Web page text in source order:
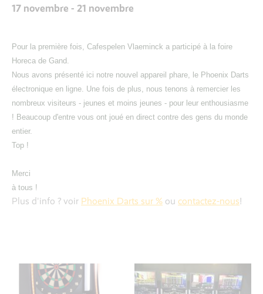
17 novembre - 21 novembre
Pour la première fois, Cafespelen Vlaeminck a participé à la foire
Horeca de Gand.
Nous avons présenté ici notre nouvel appareil phare, le Phoenix Darts
électronique en ligne. Une fois de plus, nous tenons à remercier les
nombreux visiteurs - jeunes et moins jeunes - pour leur enthousiasme
! Beaucoup d'entre vous ont joué en direct contre des gens du monde
entier.
Top !
Merci
à tous !
Plus d'info ? voir Phoenix Darts sur % ou contactez-nous!